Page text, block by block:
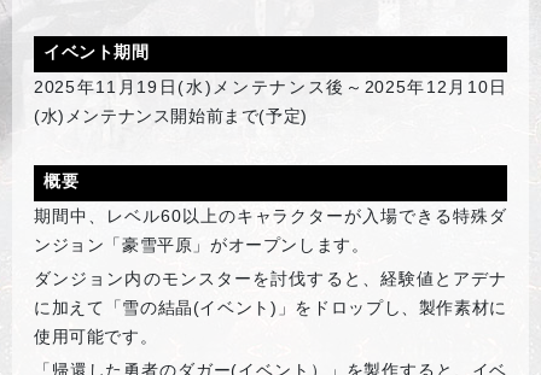
イベント期間
2025年11月19日(水)メンテナンス後～2025年12月10日
(水)メンテナンス開始前まで(予定)
概要
期間中、レベル60以上のキャラクターが入場できる特殊ダ
ンジョン「豪雪平原」がオープンします。
ダンジョン内のモンスターを討伐すると、経験値とアデナ
に加えて「雪の結晶(イベント)」をドロップし、製作素材に
使用可能です。
「帰還した勇者のダガー(イベント）」を製作すると、イベ